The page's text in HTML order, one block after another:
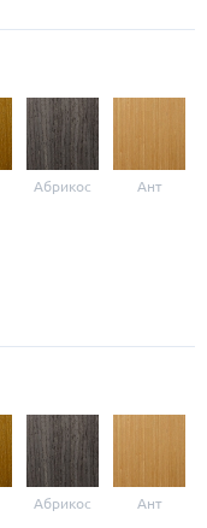
Абрикос Ант
Абрикос Ант